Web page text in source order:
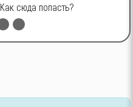
Как сюда попасть?